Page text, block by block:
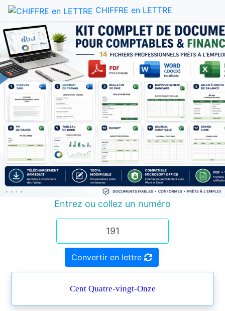
CHIFFRE en LETTRE
Entrez ou collez un numéro
Convertir en lettre
Cent Quatre-vingt-Onze